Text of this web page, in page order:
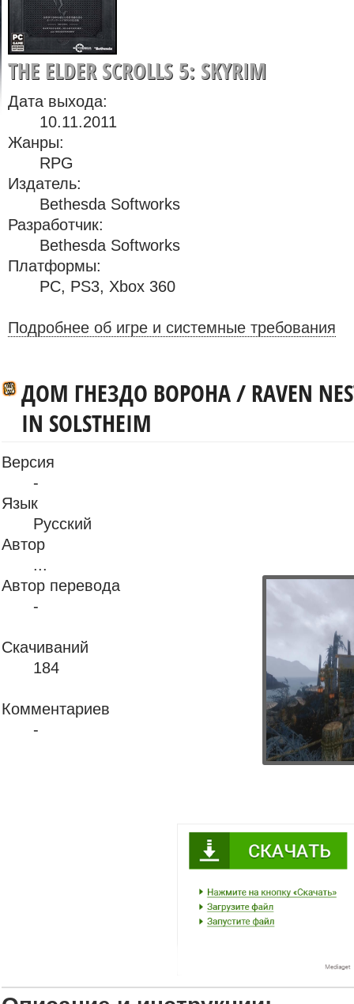
THE ELDER SCROLLS 5: SKYRIM
Дата выхода:
10.11.2011
Жанры:
RPG
Издатель:
Bethesda Softworks
Разработчик:
Bethesda Softworks
Платформы:
PC, PS3, Xbox 360
Подробнее об игре и системные требования
ДОМ ГНЕЗДО ВОРОНА / RAVEN
IN SOLSTHEIM
Версия
-
Язык
Русский
Автор
...
Автор перевода
-
Скачиваний
184
Комментариев
-